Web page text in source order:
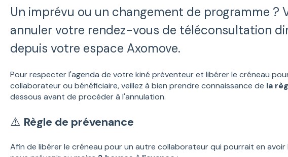
Un imprévu ou un changement de programme ?
annuler votre rendez-vous de téléconsultation
depuis votre espace Axomove.
Pour respecter l'agenda de votre kiné préventeur et libérer le créneau
collaborateur ou bénéficiaire, veillez à bien prendre connaissance de la
dessous avant de procéder à l'annulation.
⚠️ Règle de prévenance
Afin de libérer le créneau pour un autre collaborateur qui pourrait en avoir